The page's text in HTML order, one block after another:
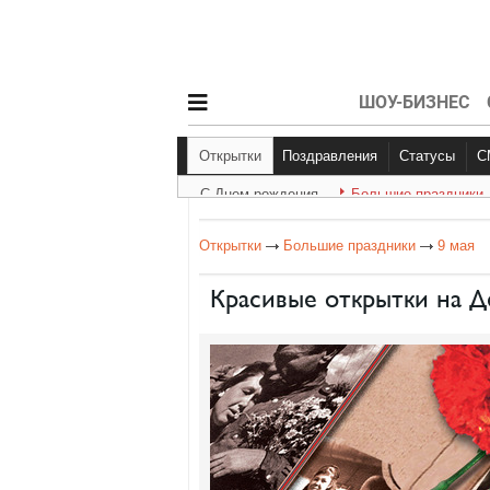
ШОУ-БИЗНЕС
Открытки Поздравления
С Днем рождения
Статусы
Другое
С Днем рождения Большие праздники
Открытки Большие праздники 9 мая
Красивые открытки на